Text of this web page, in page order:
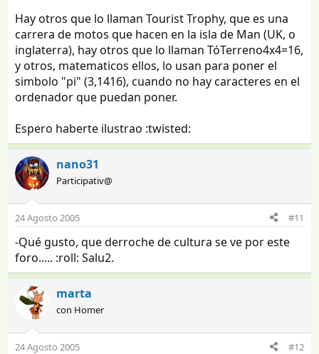
Hay otros que lo llaman Tourist Trophy, que es una
carrera de motos que hacen en la isla de Man (UK, o
inglaterra), hay otros que lo llaman TóTerreno4x4=16,
y otros, matematicos ellos, lo usan para poner el
simbolo "pi" (3,1416), cuando no hay caracteres en el
ordenador que puedan poner.
Espero haberte ilustrao :twisted:
nano31
Participativ@
24 Agosto 2005 #11
-Qué gusto, que derroche de cultura se ve por este
foro..... :roll: Salu2.
marta
con Homer
24 Agosto 2005 #12